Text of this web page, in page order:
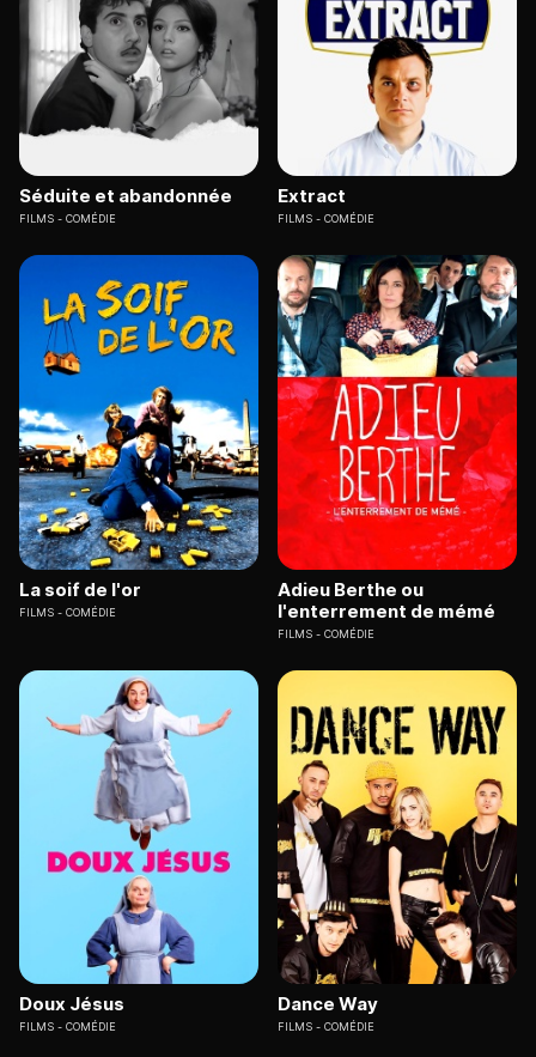
Séduite et abandonnée
FILMS COMÉDIE
Extract
FILMS COMÉDIE
La soif de l'or
FILMS COMÉDIE
Adieu Berthe ou
l'enterrement de mémé
FILMS COMÉDIE
Doux Jésus
FILMS COMÉDIE
Dance Way
FILMS COMÉDIE